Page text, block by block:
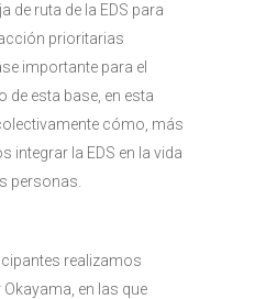
de ruta de la EDS para
prioritarias
importante para el
de esta base, en esta
cómo, más
integrar la EDS en la vida
personas.
realizamos
en las que